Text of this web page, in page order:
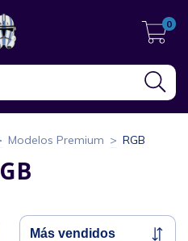
0
Modelos Premium > RGB